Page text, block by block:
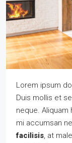
Lorem ipsum
Duis mollis et
neque. Aliquam
mi accumsan
facilisis, at